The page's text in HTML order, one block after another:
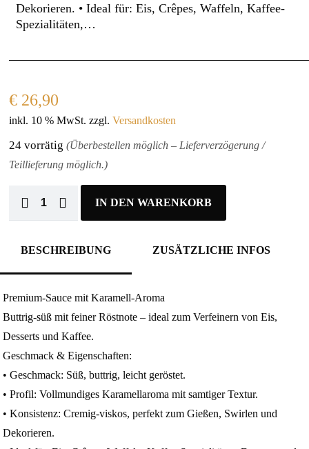
Dekorieren. • Ideal für: Eis, Crêpes, Waffeln, Kaffee-
Spezialitäten,…
€ 26,90
inkl. 10 % MwSt. zzgl.Versandkosten
24 vorrätig(Überbestellen möglich – Lieferverzögerung /
Teillieferung möglich.)
IN DEN WARENKORB
BESCHREIBUNG ZUSÄTZLICHE INFOS
Premium-Sauce mit Karamell-Aroma
Buttrig-süß mit feiner Röstnote – ideal zum Verfeinern von Eis,
Desserts und Kaffee.
Geschmack & Eigenschaften:
• Geschmack: Süß, buttrig, leicht geröstet.
• Profil: Vollmundiges Karamellaroma mit samtiger Textur.
• Konsistenz: Cremig-viskos, perfekt zum Gießen, Swirlen und
Dekorieren.